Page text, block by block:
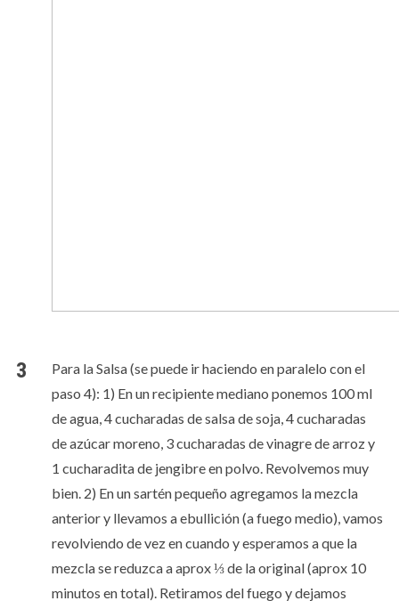
Para la Salsa (se puede ir haciendo en paralelo con el
paso 4): 1) En un recipiente mediano ponemos 100 ml
de agua, 4 cucharadas de salsa de soja, 4 cucharadas
de azúcar moreno, 3 cucharadas de vinagre de arroz y
1 cucharadita de jengibre en polvo. Revolvemos muy
bien. 2) En un sartén pequeño agregamos la mezcla
anterior y llevamos a ebullición (a fuego medio), vamos
revolviendo de vez en cuando y esperamos a que la
mezcla se reduzca a aprox ⅓ de la original (aprox 10
minutos en total). Retiramos del fuego y dejamos